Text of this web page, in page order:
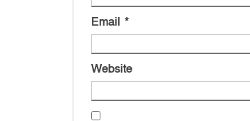
Email *
Website